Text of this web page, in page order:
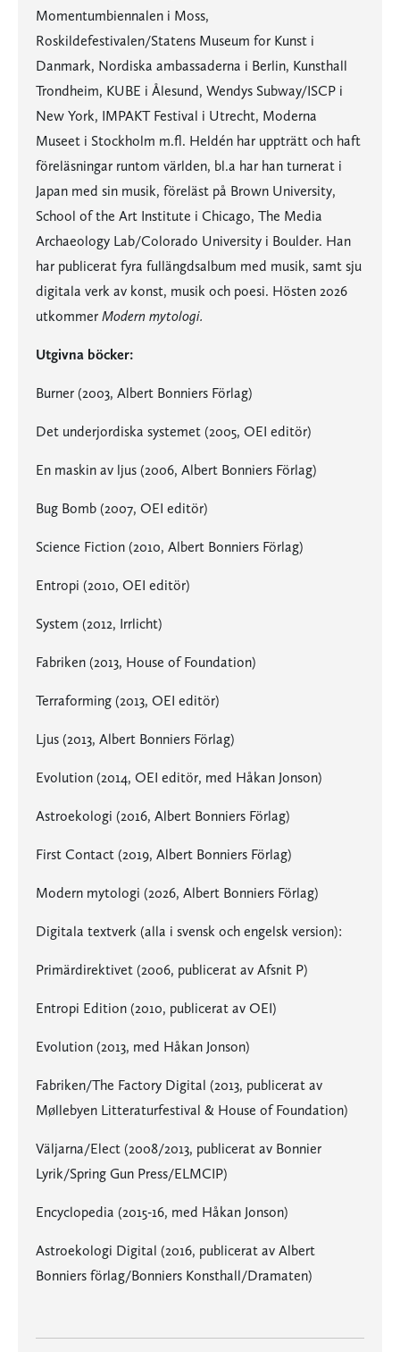
Momentumbiennalen i Moss,
Roskildefestivalen/Statens Museum for Kunst i
Danmark, Nordiska ambassaderna i Berlin, Kunsthall
Trondheim, KUBE i Ålesund, Wendys Subway/ISCP i
New York, IMPAKT Festival i Utrecht, Moderna
Museet i Stockholm m.fl. Heldén har uppträtt och haft
föreläsningar runtom världen, bl.a har han turnerat i
Japan med sin musik, föreläst på Brown University,
School of the Art Institute i Chicago, The Media
Archaeology Lab/Colorado University i Boulder. Han
har publicerat fyra fullängdsalbum med musik, samt sju
digitala verk av konst, musik och poesi. Hösten 2026
utkommer Modern mytologi.
Utgivna böcker:
Burner (2003, Albert Bonniers Förlag)
Det underjordiska systemet (2005, OEI editör)
En maskin av ljus (2006, Albert Bonniers Förlag)
Bug Bomb (2007, OEI editör)
Science Fiction (2010, Albert Bonniers Förlag)
Entropi (2010, OEI editör)
System (2012, Irrlicht)
Fabriken (2013, House of Foundation)
Terraforming (2013, OEI editör)
Ljus (2013, Albert Bonniers Förlag)
Evolution (2014, OEI editör, med Håkan Jonson)
Astroekologi (2016, Albert Bonniers Förlag)
First Contact (2019, Albert Bonniers Förlag)
Modern mytologi (2026, Albert Bonniers Förlag)
Digitala textverk (alla i svensk och engelsk version):
Primärdirektivet (2006, publicerat av Afsnit P)
Entropi Edition (2010, publicerat av OEI)
Evolution (2013, med Håkan Jonson)
Fabriken/The Factory Digital (2013, publicerat av
Møllebyen Litteraturfestival & House of Foundation)
Väljarna/Elect (2008/2013, publicerat av Bonnier
Lyrik/Spring Gun Press/ELMCIP)
Encyclopedia (2015-16, med Håkan Jonson)
Astroekologi Digital (2016, publicerat av Albert
Bonniers förlag/Bonniers Konsthall/Dramaten)